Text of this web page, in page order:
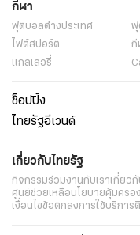
กีฬา
ฟุตบอลต่่างประเทศ ฟุ
ไฟต์สปอร์ต
กี
แกลเลอรี่
ช็อปปิ้ง
ไทยรัฐอีเวนต์
เกี่ยวกับไทยรัฐ
กิจกรรมร่วมงานกับเราเกี่ยว
ศูนย์ช่วยเหลือนโยบายคุ้มคร
เงื่อนไขข้อตกลงการใช้บริการ